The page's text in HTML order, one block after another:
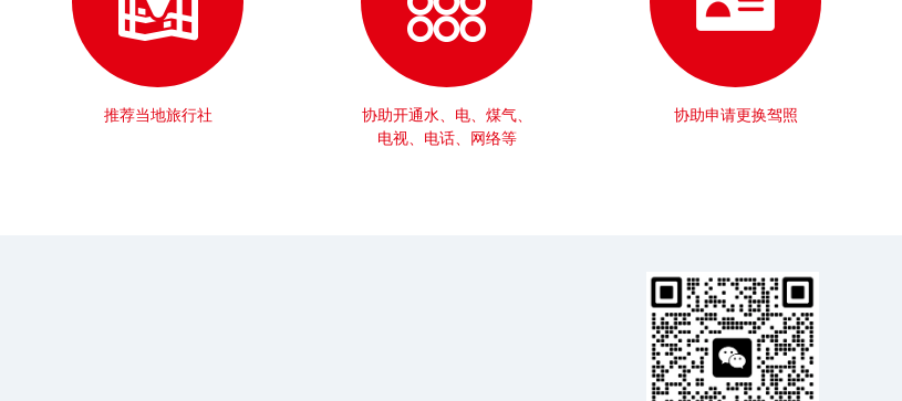
推荐当地旅行社
协助开通水、电、煤气、
电视、电话、网络等
协助申请更换驾照